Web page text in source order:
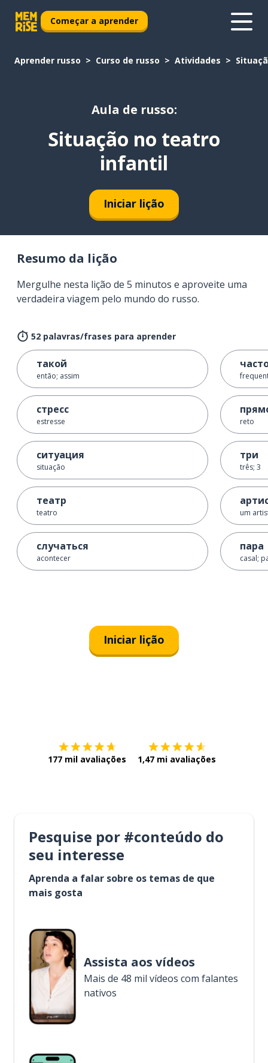
Começar a aprender
Aprender russo Curso de russo Atividades
Aula de russo:
Situação no teatro
infantil
Iniciar lição
Resumo da lição
Mergulhe nesta lição de 5 minutos e aproveite uma
verdadeira viagem pelo mundo do russo.
52 palavras/frases para aprender
такой
então; assim
стресс
estresse
ситуация
situação
театр
teatro
случаться
acontecer
reto
три
três; 3
um
пара
casal;
Iniciar lição
177 mil avaliações 1,47 mi avaliações
Pesquise por #conteúdo do
seu interesse
Aprenda a falar sobre os temas de que
mais gosta
Assista aos vídeos
Mais de 48 mil vídeos com falantes
nativos